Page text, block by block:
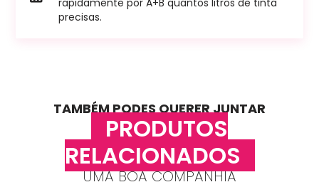
precisas.
TAMBÉM PODES QUERER JUNTAR
PRODUTOS
RELACIONADOS
UMA BOA COMPANHIA